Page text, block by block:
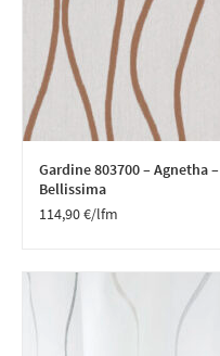
Gardine 803700 – Agnetha –
Bellissima
114,90€/lfm